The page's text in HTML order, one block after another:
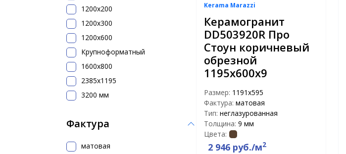
1200x200
1200х300
1200х600
Крупноформатный
1600x800
2385x1195
3200 мм
Фактура
матовая
Kerama Marazzi
Керамогранит
DD503920R Про
Стоун коричневый
обрезной
1195х600х9
Размер: 1191x595
Фактура: матовая
Тип: неглазурованная
Толщина: 9 мм
Цвета:
2 946 руб./м2